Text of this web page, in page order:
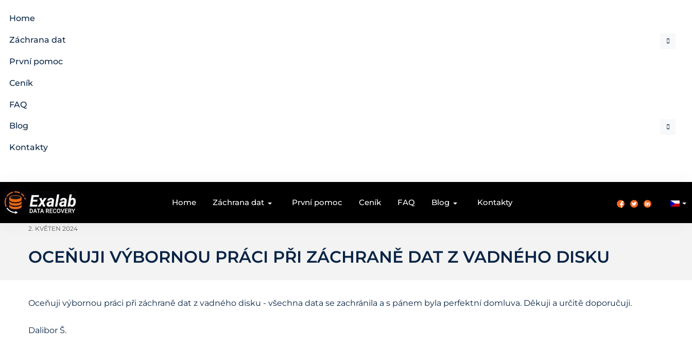
Home
Záchrana dat
První pomoc
Ceník
FAQ
Blog
Kontakty
Home Záchrana dat První pomoc Ceník FAQ Blog Kontakty
2. KVĚTEN 2024
OCEŇUJI VÝBORNOU PRÁCI PŘI ZÁCHRANĚ DAT Z VADNÉHO DISKU
Oceňuji výbornou práci při záchraně dat z vadného disku - všechna data se zachránila a s pánem byla perfektní domluva. Děkuji a určitě doporučuji.
Dalibor Š.